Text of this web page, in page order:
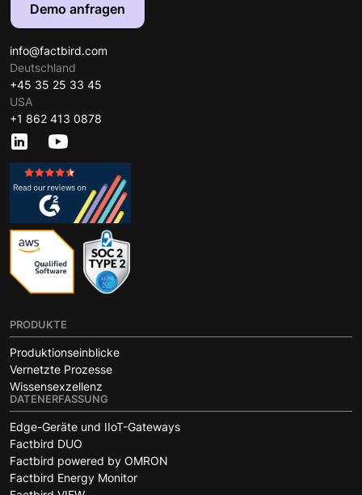
Demo anfragen
info@factbird.com
Deutschland
+45 35 25 33 45
USA
+1 862 413 0878
PRODUKTE
Produktionseinblicke
Vernetzte Prozesse
Wissensexzellenz
DATENERFASSUNG
Edge-Geräte und IIoT-Gateways
Factbird DUO
Factbird powered by OMRON
Factbird Energy Monitor